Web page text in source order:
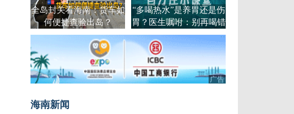
全岛封关看海南：货车如
何便捷查验出岛？
“多喝热水”是养胃还是伤
胃？医生嘱咐：别再喝错
了
广告
海南新闻